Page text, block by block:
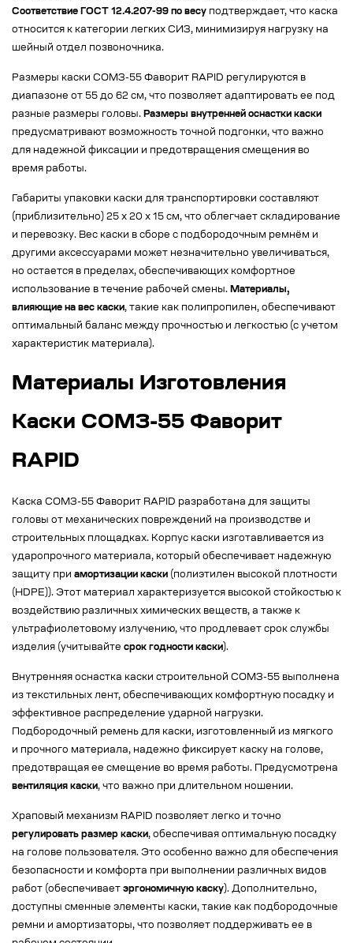
Соответствие ГОСТ 12.4.207-99 по весу подтверждает, что каска
относится к категории легких СИЗ, минимизируя нагрузку на
шейный отдел позвоночника.
Размеры каски СОМЗ-55 Фаворит RAPID регулируются в
диапазоне от 55 до 62 см, что позволяет адаптировать ее под
разные размеры головы. Размеры внутренней оснастки каски
предусматривают возможность точной подгонки, что важно
для надежной фиксации и предотвращения смещения во
время работы.
Габариты упаковки каски для транспортировки составляют
(приблизительно) 25 х 20 х 15 см, что облегчает складирование
и перевозку. Вес каски в сборе с подбородочным ремнём и
другими аксессуарами может незначительно увеличиваться,
но остается в пределах, обеспечивающих комфортное
использование в течение рабочей смены. Материалы,
влияющие на вес каски, такие как полипропилен, обеспечивают
оптимальный баланс между прочностью и легкостью (с учетом
характеристик материала).
Материалы Изготовления
Каски СОМЗ-55 Фаворит
RAPID
Каска СОМЗ-55 Фаворит RAPID разработана для защиты
головы от механических повреждений на производстве и
строительных площадках. Корпус каски изготавливается из
ударопрочного материала, который обеспечивает надежную
защиту при амортизации каски (полиэтилен высокой плотности
(HDPE)). Этот материал характеризуется высокой стойкостью к
воздействию различных химических веществ, а также к
ультрафиолетовому излучению, что продлевает срок службы
изделия (учитывайте срок годности каски).
Внутренняя оснастка каски строительной СОМЗ-55 выполнена
из текстильных лент, обеспечивающих комфортную посадку и
эффективное распределение ударной нагрузки.
Подбородочный ремень для каски, изготовленный из мягкого
и прочного материала, надежно фиксирует каску на голове,
предотвращая ее смещение во время работы. Предусмотрена
вентиляция каски, что важно при длительном ношении.
Храповый механизм RAPID позволяет легко и точно
регулировать размер каски, обеспечивая оптимальную посадку
на голове пользователя. Это особенно важно для обеспечения
безопасности и комфорта при выполнении различных видов
работ (обеспечивает эргономичную каску). Дополнительно,
доступны сменные элементы каски, такие как подбородочные
ремни и амортизаторы, что позволяет поддерживать ее в